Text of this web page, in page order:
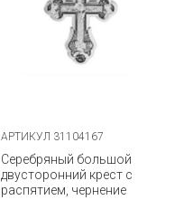
АРТИКУЛ 31104167
Серебряный большой
двусторонний крест с
распятием, чернение